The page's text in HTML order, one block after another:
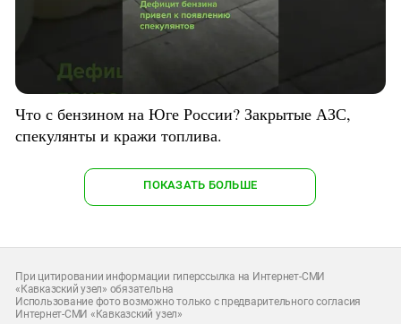
Что с бензином на Юге России? Закрытые АЗС,
спекулянты и кражи топлива.
ПОКАЗАТЬ БОЛЬШЕ
При цитировании информации гиперссылка на Интернет-СМИ
«Кавказский узел» обязательна
Использование фото возможно только с предварительного согласия
Интернет-СМИ «Кавказский узел»